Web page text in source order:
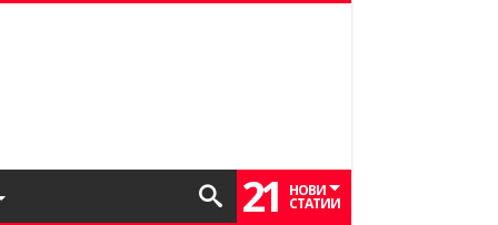
21 НОВИ
СТАТИИ